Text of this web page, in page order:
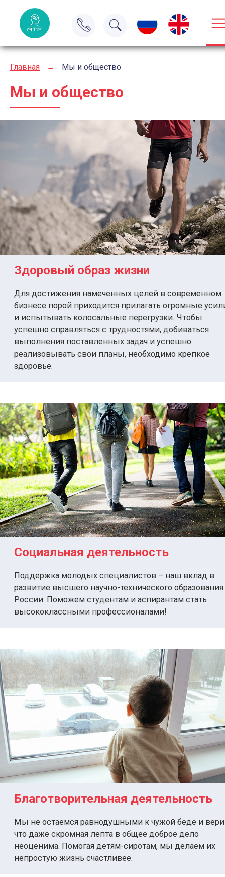
Главная → Мы и общество
Мы и общество
Здоровый образ жизни
Для достижения намеченных целей в современном
бизнесе порой приходится прилагать огромные
и испытывать колосальные перегрузки. Чтобы
успешно справляться с трудностями, добиваться
выполнения поставленных задач и успешно
реализовывать свои планы, необходимо крепкое
здоровье.
Социальная деятельность
Поддержка молодых специалистов – наш вклад в
развитие высшего научно-технического
России. Поможем студентам и аспирантам стать
высококлассными профессионалами!
Благотворительная деятельность
Мы не остаемся равнодушными к чужой беде и
что даже скромная лепта в общее доброе дело
неоценима. Помогая детям-сиротам, мы делаем их
непростую жизнь счастливее.